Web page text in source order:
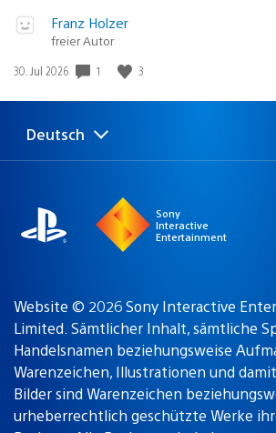
Veröffentlicht
Gewinnspiel
Franz Holzer
freier Autor
Veröffentlichungsdatum:
30. Jul 2026 1 3
Select
Aktuelle
Deutsch
Sony
Interactive
Entertainment
Website © 2026 Sony Interactive
Limited. Sämtlicher Inhalt, sämtliche
Handelsnamen beziehungsweise
Warenzeichen, Illustrationen und
Bilder sind Warenzeichen
urheberrechtlich geschützte Werke